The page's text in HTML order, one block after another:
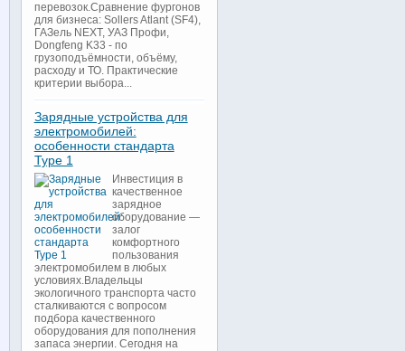
перевозок.Сравнение фургонов
для бизнеса: Sollers Atlant (SF4),
ГАЗель NEXT, УАЗ Профи,
Dongfeng K33 - по
грузоподъёмности, объёму,
расходу и ТО. Практические
критерии выбора...
Зарядные устройства для
электромобилей:
особенности стандарта
Type 1
Инвестиция в
качественное
зарядное
оборудование —
залог
комфортного
пользования
электромобилем в любых
условиях.Владельцы
экологичного транспорта часто
сталкиваются с вопросом
подбора качественного
оборудования для пополнения
запаса энергии. Сегодня на